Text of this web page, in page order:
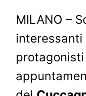
MILANO –